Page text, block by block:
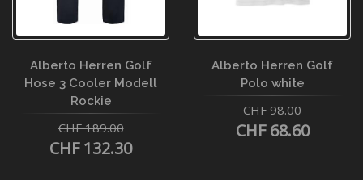
Alberto Herren Golf
Hose 3 Cooler Modell
Rockie
CHF 189.00
CHF 132.30
Alberto Herren Golf
Polo white
CHF 98.00
CHF 68.60